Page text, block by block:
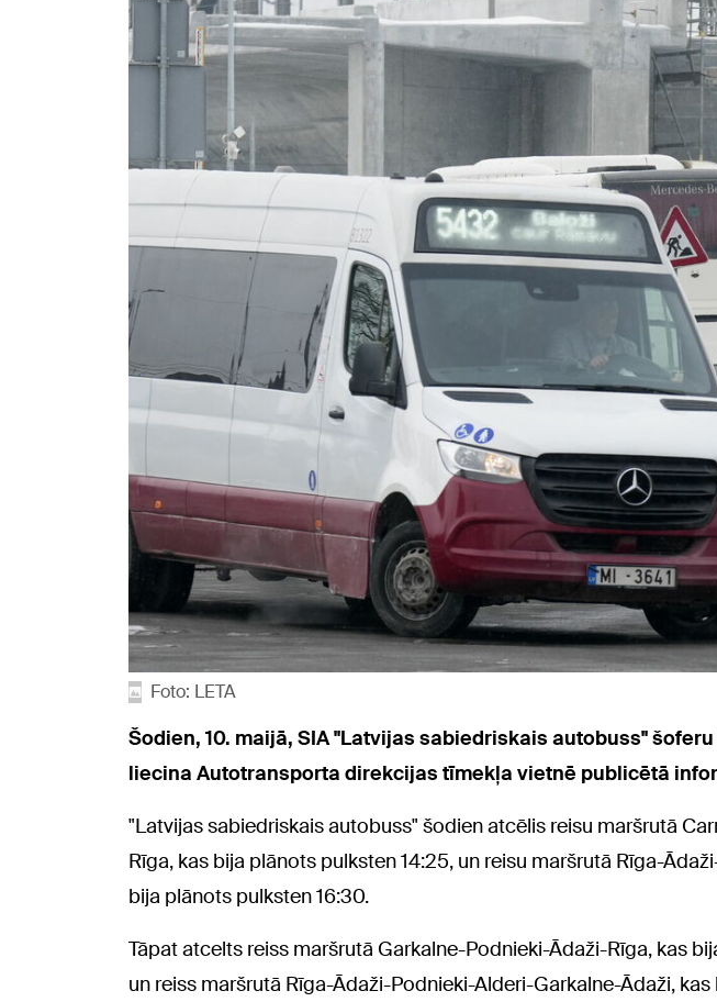
Foto: LETA
Šodien, 10. maijā, SIA "Latvijas sabiedriskais autobuss"
liecina Autotransporta direkcijas tīmekļa vietnē publicētā
"Latvijas sabiedriskais autobuss" šodien atcēlis reisu maršrutā
Rīga, kas bija plānots pulksten 14:25, un reisu maršrutā Rīga-
bija plānots pulksten 16:30.
Tāpat atcelts reiss maršrutā Garkalne-Podnieki-Ādaži-Rīga, kas
un reiss maršrutā Rīga-Ādaži-Podnieki-Alderi-Garkalne-Ādaži,